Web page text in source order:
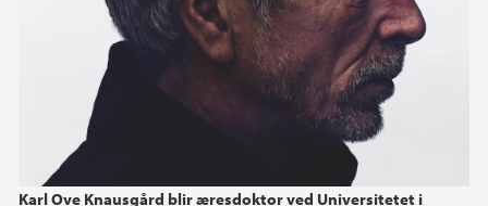
Karl Ove Knausgård blir æresdoktor ved Universitetet i
2025